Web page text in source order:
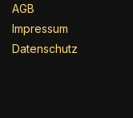
AGB
Impressum
Datenschutz